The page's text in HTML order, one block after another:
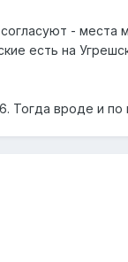
- места
есть на
Тогда вроде и